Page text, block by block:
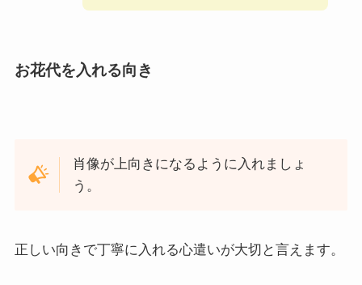
お花代を入れる向き
肖像が上向きになるように入れましょ
う。
正しい向きで丁寧に入れる心遣いが大切と言えます。